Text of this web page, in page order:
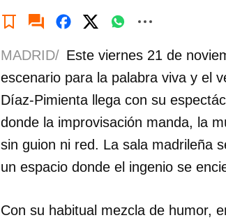
MADRID/ Este viernes 21 de
escenario para la palabra viva y el
Díaz-Pimienta llega con su
donde la improvisación manda, la
sin guion ni red. La sala madrileña
un espacio donde el ingenio se
Con su habitual mezcla de humor,